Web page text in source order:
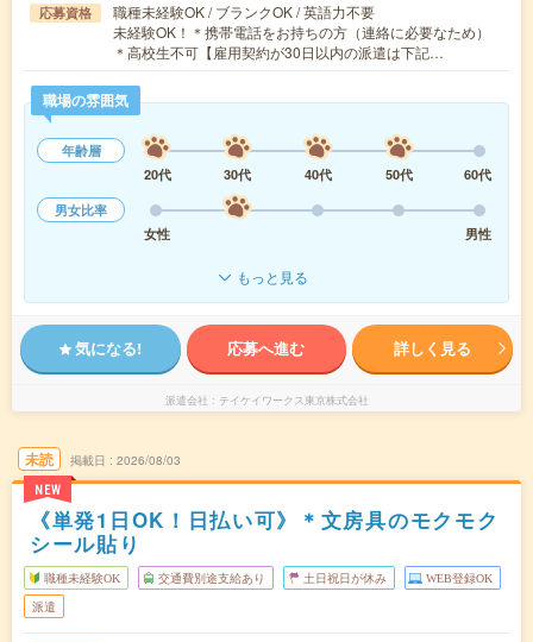
応募資格
職種未経験OK / ブランクOK / 英語力不要
未経験OK！＊携帯電話をお持ちの方（連絡に必要なため）
＊高校生不可【雇用契約が30日以内の派遣は下記…
職場の雰囲気
年齢層
20代
30代 40代 50代
60代
男女比率
女性
男性
もっと見る
気になる! 応募へ進む 詳しく見る
派遣会社 テイケイワークス東京株式会社
未読
NEW
掲載日 2026/08/03
《単発1日OK！日払い可》＊文房具のモクモク
シール貼り
職種未経験OK 交通費別途支給あり 土日祝日が休み WEB登録OK
派遣